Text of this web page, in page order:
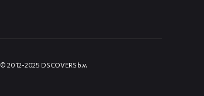
© 2012-2025 DS COVERS b.v.